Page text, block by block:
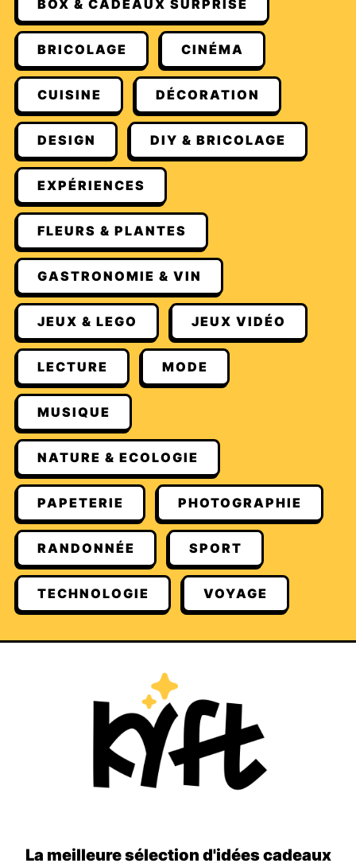
BOX & CADEAUX SURPRISE
BRICOLAGE CINÉMA
CUISINE DÉCORATION
DESIGN DIY & BRICOLAGE
EXPÉRIENCES
FLEURS & PLANTES
GASTRONOMIE & VIN
JEUX & LEGO JEUX VIDÉO
LECTURE MODE
MUSIQUE
NATURE & ECOLOGIE
PAPETERIE PHOTOGRAPHIE
RANDONNÉE SPORT
TECHNOLOGIE VOYAGE
La meilleure sélection d'idées cadeaux